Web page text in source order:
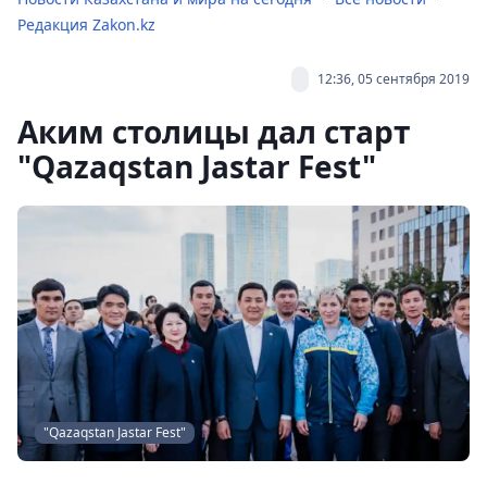
Редакция Zakon.kz
12:36, 05 сентября 2019
Аким столицы дал старт
"Qazaqstan Jastar Fest"
"Qazaqstan Jastar Fest"